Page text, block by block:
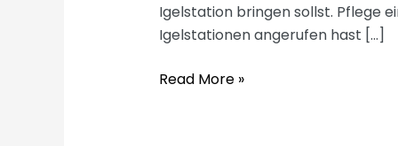
Igelstation bringen sollst. Pflege
Igelstationen angerufen hast […]
Wie
Read More »